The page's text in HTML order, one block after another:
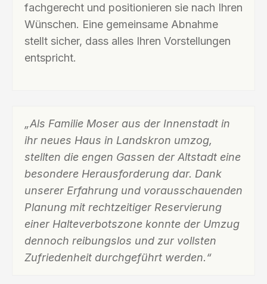
fachgerecht und positionieren sie nach Ihren
Wünschen. Eine gemeinsame Abnahme
stellt sicher, dass alles Ihren Vorstellungen
entspricht.
„Als Familie Moser aus der Innenstadt in
ihr neues Haus in Landskron umzog,
stellten die engen Gassen der Altstadt eine
besondere Herausforderung dar. Dank
unserer Erfahrung und vorausschauenden
Planung mit rechtzeitiger Reservierung
einer Halteverbotszone konnte der Umzug
dennoch reibungslos und zur vollsten
Zufriedenheit durchgeführt werden.“